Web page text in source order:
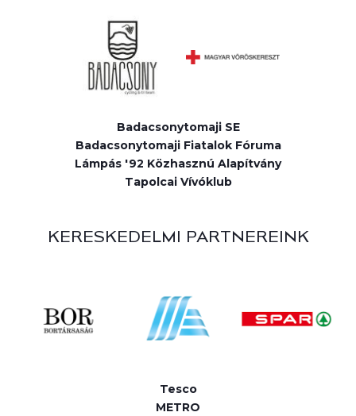
Badacsonytomaji SE
Badacsonytomaji Fiatalok Fóruma
Lámpás '92 Közhasznú Alapítvány
Tapolcai Vívóklub
KERESKEDELMI PARTNEREINK
Tesco
METRO